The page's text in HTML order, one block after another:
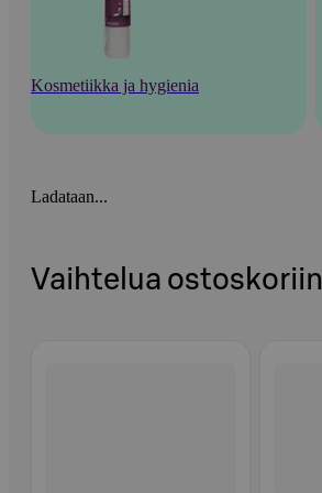
Kosmetiikka ja hygienia
Ladataan...
Vaihtelua ostoskoriin